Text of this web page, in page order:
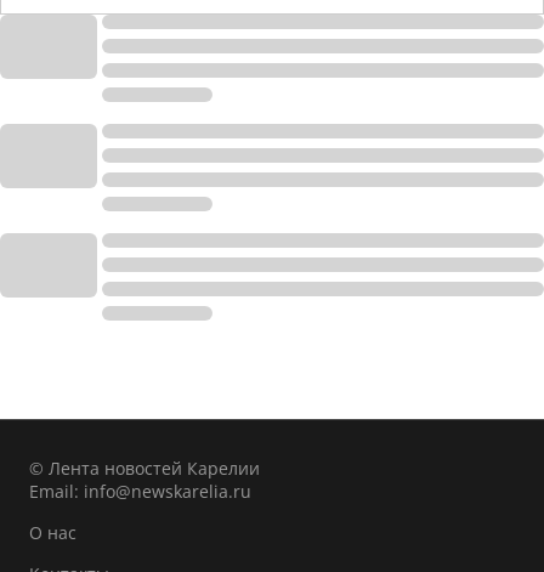
© Лента новостей Карелии
Email: info@newskarelia.ru
О нас